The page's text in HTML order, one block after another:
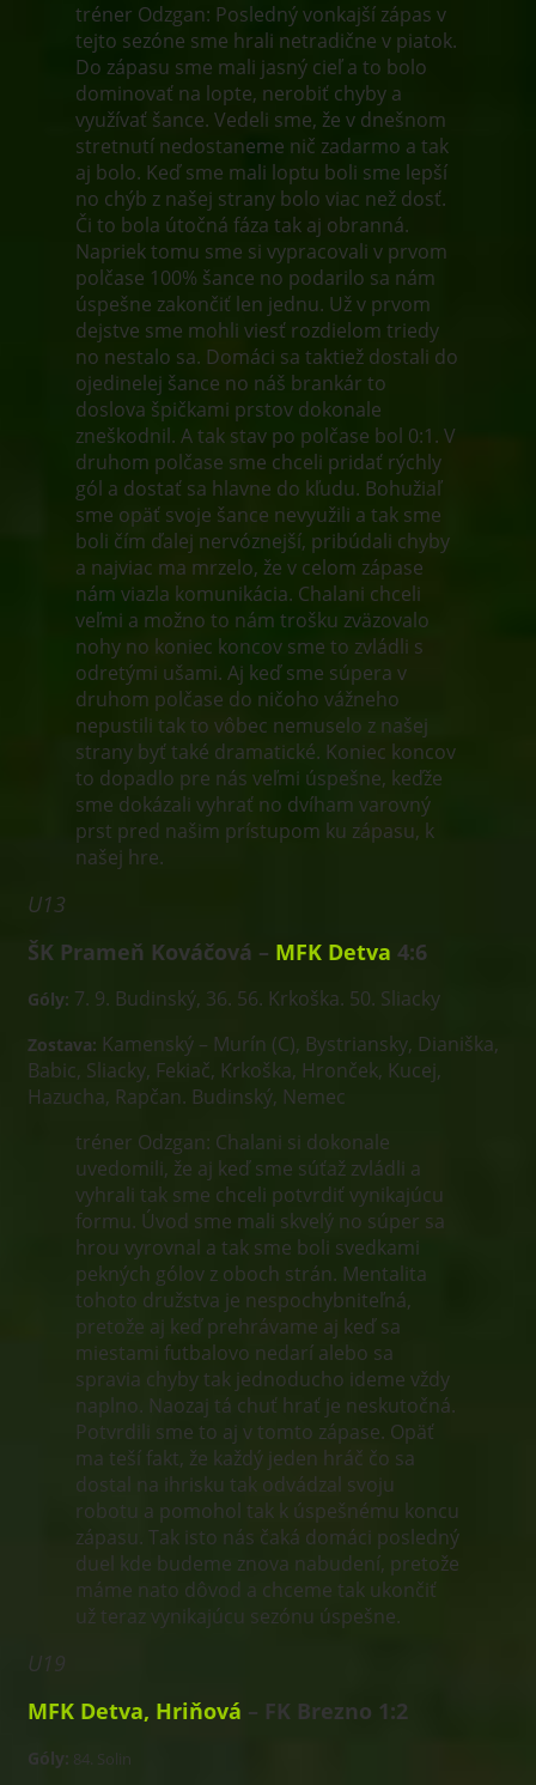
tréner Odzgan: Posledný vonkajší zápas v
tejto sezóne sme hrali netradične v piatok.
Do zápasu sme mali jasný cieľ a to bolo
dominovať na lopte, nerobiť chyby a
využívať šance. Vedeli sme, že v dnešnom
stretnutí nedostaneme nič zadarmo a tak
aj bolo. Keď sme mali loptu boli sme lepší
no chýb z našej strany bolo viac než dosť.
Či to bola útočná fáza tak aj obranná.
Napriek tomu sme si vypracovali v prvom
polčase 100% šance no podarilo sa nám
úspešne zakončiť len jednu. Už v prvom
dejstve sme mohli viesť rozdielom triedy
no nestalo sa. Domáci sa taktiež dostali do
ojedinelej šance no náš brankár to
doslova špičkami prstov dokonale
zneškodnil. A tak stav po polčase bol 0:1. V
druhom polčase sme chceli pridať rýchly
gól a dostať sa hlavne do kľudu. Bohužiaľ
sme opäť svoje šance nevyužili a tak sme
boli čím ďalej nervóznejší, pribúdali chyby
a najviac ma mrzelo, že v celom zápase
nám viazla komunikácia. Chalani chceli
veľmi a možno to nám trošku zväzovalo
nohy no koniec koncov sme to zvládli s
odretými ušami. Aj keď sme súpera v
druhom polčase do ničoho vážneho
nepustili tak to vôbec nemuselo z našej
strany byť také dramatické. Koniec koncov
to dopadlo pre nás veľmi úspešne, keďže
sme dokázali vyhrať no dvíham varovný
prst pred našim prístupom ku zápasu, k
našej hre.
U13
ŠK Prameň Kováčová – MFK Detva 4:6
Góly: 7. 9. Budinský, 36. 56. Krkoška. 50. Sliacky
Zostava: Kamenský – Murín (C), Bystriansky, Dianiška,
Babic, Sliacky, Fekiač, Krkoška, Hronček, Kucej,
Hazucha, Rapčan. Budinský, Nemec
tréner Odzgan: Chalani si dokonale
uvedomili, že aj keď sme súťaž zvládli a
vyhrali tak sme chceli potvrdiť vynikajúcu
formu. Úvod sme mali skvelý no súper sa
hrou vyrovnal a tak sme boli svedkami
pekných gólov z oboch strán. Mentalita
tohoto družstva je nespochybniteľná,
pretože aj keď prehrávame aj keď sa
miestami futbalovo nedarí alebo sa
spravia chyby tak jednoducho ideme vždy
naplno. Naozaj tá chuť hrať je neskutočná.
Potvrdili sme to aj v tomto zápase. Opäť
ma teší fakt, že každý jeden hráč čo sa
dostal na ihrisku tak odvádzal svoju
robotu a pomohol tak k úspešnému koncu
zápasu. Tak isto nás čaká domáci posledný
duel kde budeme znova nabudení, pretože
máme nato dôvod a chceme tak ukončiť
už teraz vynikajúcu sezónu úspešne.
U19
MFK Detva, Hriňová – FK Brezno 1:2
Góly: 84. Solin